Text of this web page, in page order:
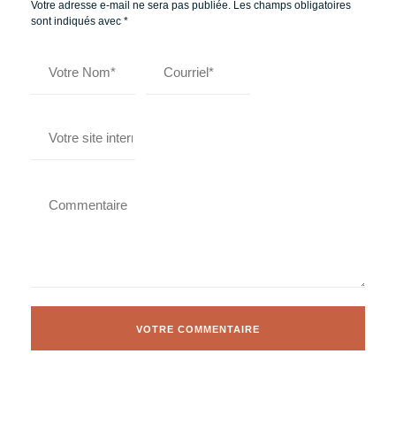
Votre adresse e-mail ne sera pas publiée. Les champs obligatoires
sont indiqués avec *